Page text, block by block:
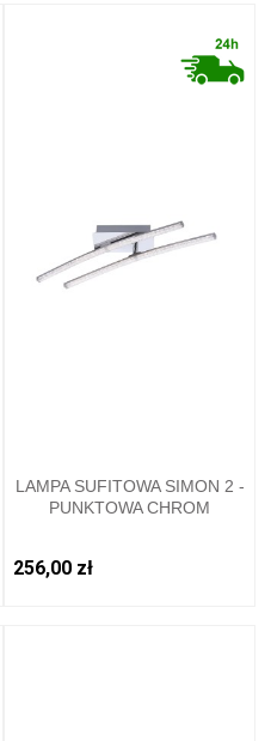
LAMPA SUFITOWA SIMON 2 -
PUNKTOWA CHROM
256,00 zł